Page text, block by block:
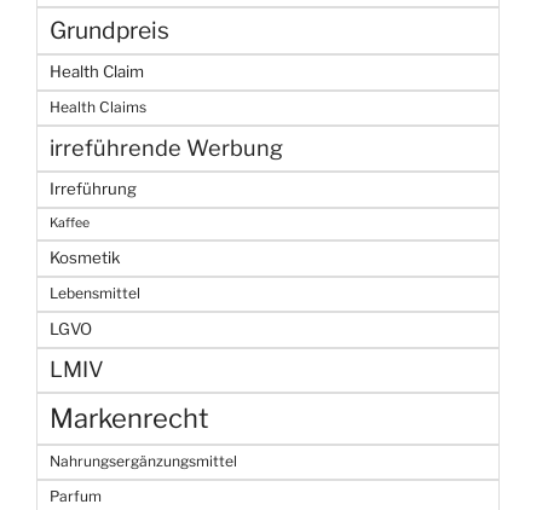
Grundpreis
Health Claim
Health Claims
irreführende Werbung
Irreführung
Kaffee
Kosmetik
Lebensmittel
LGVO
LMIV
Markenrecht
Nahrungsergänzungsmittel
Parfum